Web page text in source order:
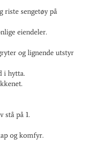
riste sengetøy på
eiendeler.
og lignende utstyr
i hytta.
stå på 1.
og komfyr.